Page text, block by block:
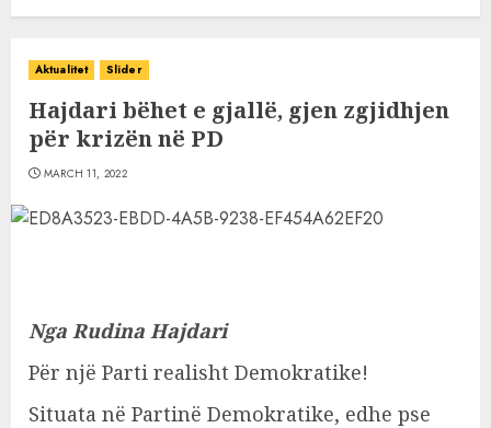
Aktualitet Slider
Hajdari bëhet e gjallë, gjen zgjidhjen
për krizën në PD
MARCH 11, 2022
Nga Rudina Hajdari
Për një Parti realisht Demokratike!
Situata në Partinë Demokratike, edhe pse